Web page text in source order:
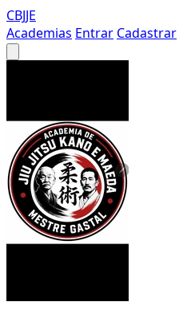
CBJJE
Academias Entrar Cadastrar